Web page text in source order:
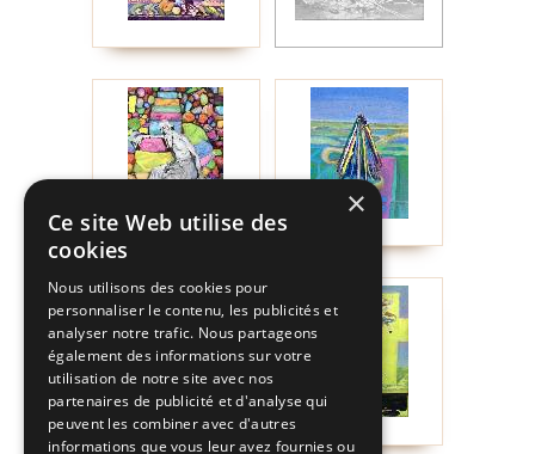
×
Ce site Web utilise des
cookies
Nous utilisons des cookies pour
personnaliser le contenu, les publicités et
analyser notre trafic. Nous partageons
également des informations sur votre
utilisation de notre site avec nos
partenaires de publicité et d'analyse qui
peuvent les combiner avec d'autres
informations que vous leur avez fournies ou